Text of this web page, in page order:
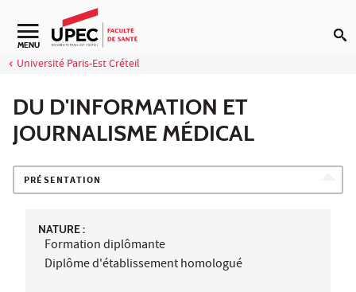
Aller au contenu
Navigation secondaire
MENU
Université Paris-Est Créteil
DU D'INFORMATION ET
JOURNALISME MÉDICAL
PRÉSENTATION
NATURE :
Formation diplômante
Diplôme d'établissement homologué